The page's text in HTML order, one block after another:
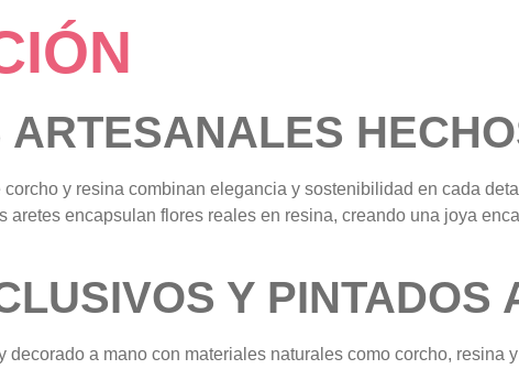
ARTESANALES
y resina combinan elegancia y sostenibilidad en cada
aretes encapsulan flores reales en resina, creando una joya
Y PINTADOS
a mano con materiales naturales como corcho, resina